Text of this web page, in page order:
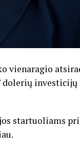
vienaragio
dolerių
startuoliams